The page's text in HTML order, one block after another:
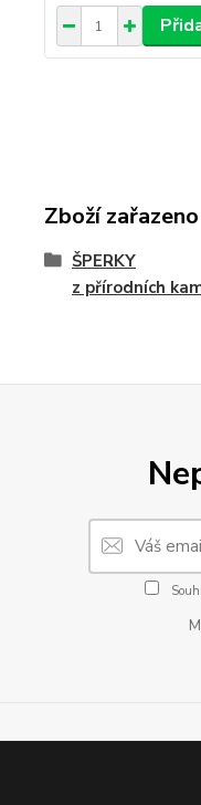
Zboží
ŠPERKY
z přírodních